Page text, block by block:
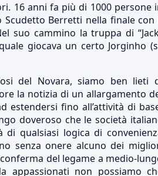
16 anni fa più di 1000 persone
Scudetto Berretti nella finale con
suo cammino la truppa di
giocava un certo Jorginho
del Novara, siamo ben lieti
la notizia di un allargamento
estendersi fino all’attività di
doveroso che le società
qualsiasi logica di
senza onere alcuno dei
del legame a medio-
appassionati non possiamo